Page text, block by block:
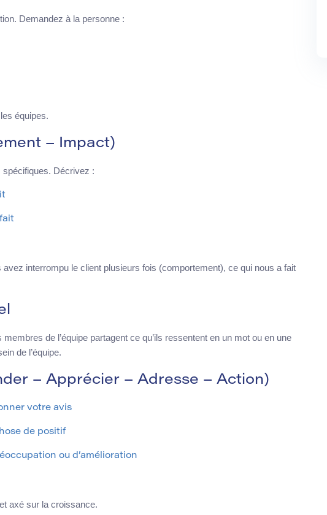
Demandez à la personne :
équipes.
– Impact)
spécifiques. Décrivez :
interrompu le client plusieurs fois (comportement), ce qui nous a fait
de l’équipe partagent ce qu’ils ressentent en un mot ou en une
de l’équipe.
– Apprécier – Adresse – Action)
votre avis
de positif
ou d’amélioration
axé sur la croissance.